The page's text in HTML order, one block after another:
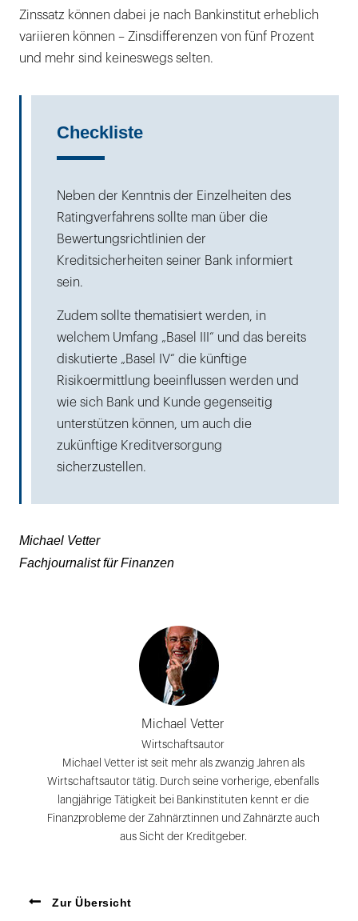
Zinssatz können dabei je nach Bankinstitut erheblich
variieren können – Zinsdifferenzen von fünf Prozent
und mehr sind keineswegs selten.
Checkliste
Neben der Kenntnis der Einzelheiten des
Ratingverfahrens sollte man über die
Bewertungsrichtlinien der
Kreditsicherheiten seiner Bank informiert
sein.
Zudem sollte thematisiert werden, in
welchem Umfang „Basel III“ und das bereits
diskutierte „Basel IV“ die künftige
Risikoermittlung beeinflussen werden und
wie sich Bank und Kunde gegenseitig
unterstützen können, um auch die
zukünftige Kreditversorgung
sicherzustellen.
Michael Vetter
Fachjournalist für Finanzen
Michael Vetter
Wirtschaftsautor
Michael Vetter ist seit mehr als zwanzig Jahren als
Wirtschaftsautor tätig. Durch seine vorherige, ebenfalls
langjährige Tätigkeit bei Bankinstituten kennt er die
Finanzprobleme der Zahnärztinnen und Zahnärzte auch
aus Sicht der Kreditgeber.
Zur Übersicht